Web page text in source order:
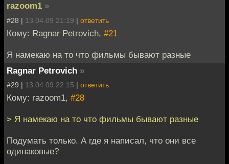
razoom1 »
#28 | 13.04.09 21:19 | ответить
Кому: Ragnar Petrovich, #21
Я намекаю на то что фильмы бывают разные
Ragnar Petrovich »
#29 | 13.04.09 22:15 | ответить
Кому: razoom1, #28
> Я намекаю на то что фильмы бывают разные
Подумать только. А где я написал, что они все
одинаковые?